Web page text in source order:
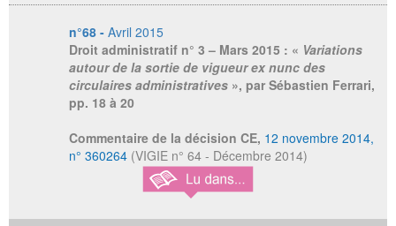
n°68 - Avril 2015
Droit administratif n° 3 – Mars 2015 : « Variations
autour de la sortie de vigueur ex nunc des
circulaires administratives », par Sébastien Ferrari,
pp. 18 à 20
Commentaire de la décision CE, 12 novembre 2014,
n° 360264(VIGIE n° 64 - Décembre 2014)